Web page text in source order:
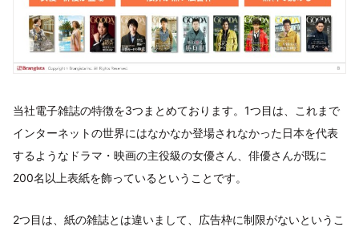
当社電子雑誌の特徴を3つまとめております。1つ目は、これまで
インターネットの世界にはなかなか登場されなかった日本を代表
するようなドラマ・映画の主役級の女優さん、俳優さんが既に
200名以上表紙を飾っているということです。
2つ目は、紙の雑誌とは違いまして、広告枠に制限がないというこ